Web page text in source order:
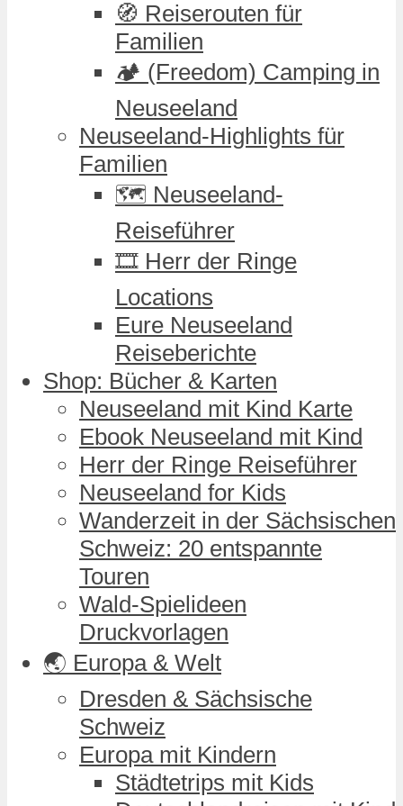
🧭 Reiserouten für
Familien
🏕️ (Freedom) Camping in
Neuseeland
Neuseeland-Highlights für
Familien
🗺️ Neuseeland-
Reiseführer
🎞️ Herr der Ringe
Locations
Eure Neuseeland
Reiseberichte
Shop: Bücher & Karten
Neuseeland mit Kind Karte
Ebook Neuseeland mit Kind
Herr der Ringe Reiseführer
Neuseeland for Kids
Wanderzeit in der Sächsischen
Schweiz: 20 entspannte
Touren
Wald-Spielideen
Druckvorlagen
🌏 Europa & Welt
Dresden & Sächsische
Schweiz
Europa mit Kindern
Städtetrips mit Kids